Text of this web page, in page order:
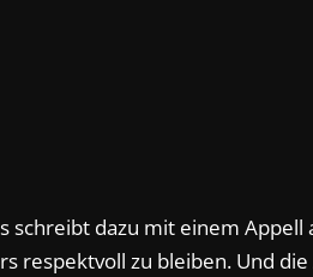
schreibt dazu mit einem
respektvoll zu bleiben. Und